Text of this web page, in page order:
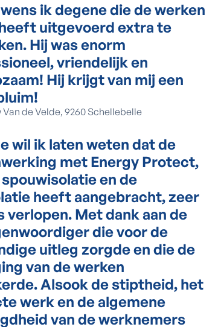
ik degene die de werken
uitgevoerd extra te
Hij was enorm
vriendelijk en
Hij krijgt van mij een
Van de Velde, 9260 Schellebelle
wil ik laten weten dat de
met Energy Protect,
en de
heeft aangebracht, zeer
verlopen. Met dank aan de
die voor de
uitleg zorgde en die de
van de werken
Alsook de stiptheid, het
werk en de algemene
van de werknemers